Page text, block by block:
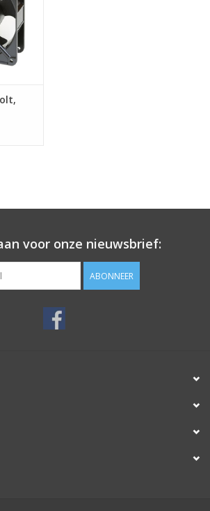
voor onze nieuwsbrief:
ABONNEER